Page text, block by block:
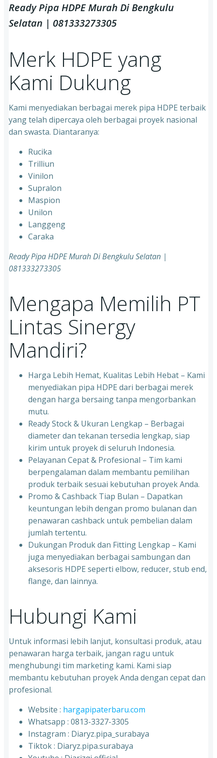
Ready Pipa HDPE Murah Di Bengkulu
Selatan | 081333273305
Merk HDPE yang
Kami Dukung
Kami menyediakan berbagai merek pipa HDPE terbaik
yang telah dipercaya oleh berbagai proyek nasional
dan swasta. Diantaranya:
Rucika
Trilliun
Vinilon
Supralon
Maspion
Unilon
Langgeng
Caraka
Ready Pipa HDPE Murah Di Bengkulu Selatan |
081333273305
Mengapa Memilih PT
Lintas Sinergy
Mandiri?
Harga Lebih Hemat, Kualitas Lebih Hebat – Kami
menyediakan pipa HDPE dari berbagai merek
dengan harga bersaing tanpa mengorbankan
mutu.
Ready Stock & Ukuran Lengkap – Berbagai
diameter dan tekanan tersedia lengkap, siap
kirim untuk proyek di seluruh Indonesia.
Pelayanan Cepat & Profesional – Tim kami
berpengalaman dalam membantu pemilihan
produk terbaik sesuai kebutuhan proyek Anda.
Promo & Cashback Tiap Bulan – Dapatkan
keuntungan lebih dengan promo bulanan dan
penawaran cashback untuk pembelian dalam
jumlah tertentu.
Dukungan Produk dan Fitting Lengkap – Kami
juga menyediakan berbagai sambungan dan
aksesoris HDPE seperti elbow, reducer, stub end,
flange, dan lainnya.
Hubungi Kami
Untuk informasi lebih lanjut, konsultasi produk, atau
penawaran harga terbaik, jangan ragu untuk
menghubungi tim marketing kami. Kami siap
membantu kebutuhan proyek Anda dengan cepat dan
profesional.
Website : hargapipaterbaru.com
Whatsapp : 0813-3327-3305
⁠Instagram : Diaryz.pipa_surabaya
⁠Tiktok : Diaryz.pipa.surabaya